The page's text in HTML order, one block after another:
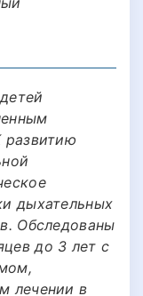
развитию
дыхательных
Обследованы
до З лет с
лечении в